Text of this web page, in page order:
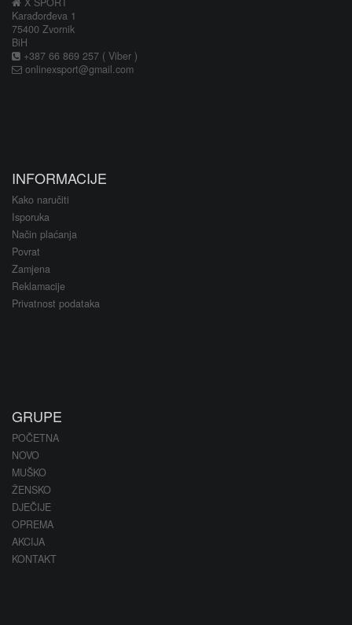
Karađorđeva 1
75400 Zvornik
BiH
+387 66 869 257 ( Viber )
onlinexsport@gmail.com
INFORMACIJE
Kako naručiti
Isporuka
Način plaćanja
Povrat
Zamjena
Reklamacije
Privatnost podataka
GRUPE
POČETNA
NOVO
MUŠKO
ŽENSKO
DJEČIJE
OPREMA
AKCIJA
KONTAKT